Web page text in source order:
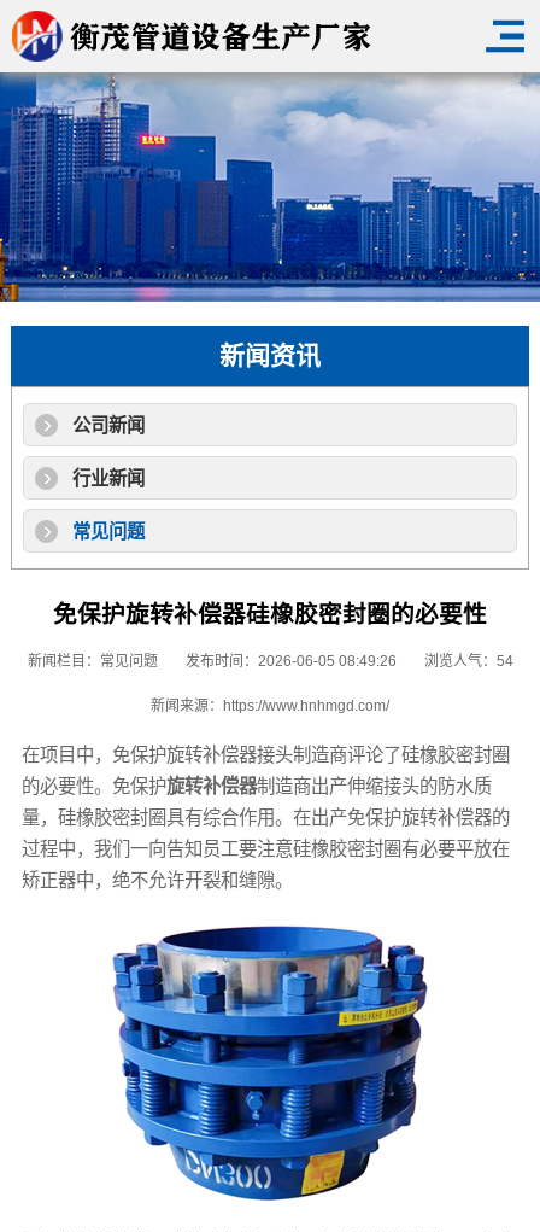
新闻资讯
公司新闻
行业新闻
常见问题
免保护旋转补偿器硅橡胶密封圈的必要性
新闻栏目： 常见问题 发布时间：2026-06-05 08:49:26 浏览人气：54
新闻来源： https://www.hnhmgd.com/
在项目中，免保护旋转补偿器接头制造商评论了硅橡胶密封圈
的必要性。免保护旋转补偿器制造商出产伸缩接头的防水质
量，硅橡胶密封圈具有综合作用。在出产免保护旋转补偿器的
过程中，我们一向告知员工要注意硅橡胶密封圈有必要平放在
矫正器中，绝不允许开裂和缝隙。